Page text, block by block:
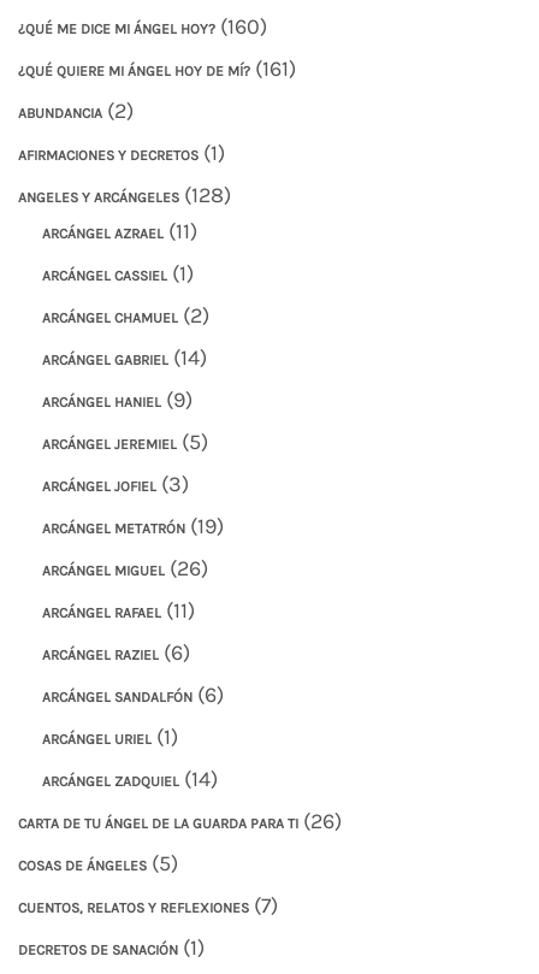
¿QUÉ ME DICE MI ÁNGEL HOY? (160)
¿QUÉ QUIERE MI ÁNGEL HOY DE MÍ? (161)
ABUNDANCIA (2)
AFIRMACIONES Y DECRETOS (1)
ANGELES Y ARCÁNGELES (128)
ARCÁNGEL AZRAEL (11)
ARCÁNGEL CASSIEL (1)
ARCÁNGEL CHAMUEL (2)
ARCÁNGEL GABRIEL (14)
ARCÁNGEL HANIEL (9)
ARCÁNGEL JEREMIEL (5)
ARCÁNGEL JOFIEL (3)
ARCÁNGEL METATRÓN (19)
ARCÁNGEL MIGUEL (26)
ARCÁNGEL RAFAEL (11)
ARCÁNGEL RAZIEL (6)
ARCÁNGEL SANDALFÓN (6)
ARCÁNGEL URIEL (1)
ARCÁNGEL ZADQUIEL (14)
CARTA DE TU ÁNGEL DE LA GUARDA PARA TI (26)
COSAS DE ÁNGELES (5)
CUENTOS, RELATOS Y REFLEXIONES (7)
DECRETOS DE SANACIÓN (1)